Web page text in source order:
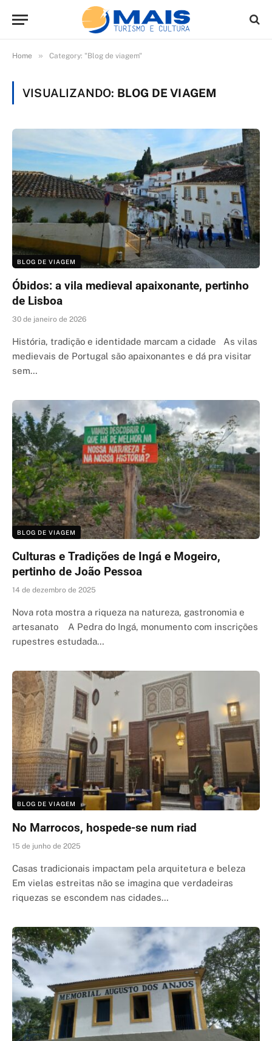
Home » Category: "Blog de viagem"
VISUALIZANDO: BLOG DE VIAGEM
BLOG DE VIAGEM
Óbidos: a vila medieval apaixonante, pertinho
de Lisboa
30 de janeiro de 2026
História, tradição e identidade marcam a cidade As vilas
medievais de Portugal são apaixonantes e dá pra visitar
sem…
BLOG DE VIAGEM
Culturas e Tradições de Ingá e Mogeiro,
pertinho de João Pessoa
14 de dezembro de 2025
Nova rota mostra a riqueza na natureza, gastronomia e
artesanato A Pedra do Ingá, monumento com inscrições
rupestres estudada…
BLOG DE VIAGEM
No Marrocos, hospede-se num riad
15 de junho de 2025
Casas tradicionais impactam pela arquitetura e beleza
Em vielas estreitas não se imagina que verdadeiras
riquezas se escondem nas cidades…